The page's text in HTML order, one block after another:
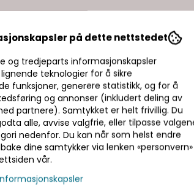
Damixa
Damixa Fair Jet Flex
Extended dusjgarnityr
2.420,-
Bestillingsvare
Kjøp
650,-
På
på dette nettstedet
og tredjeparts informasjonskapsler
teknologier for å sikre
funksjoner, generere statistikk, og for å
og annonser (inkludert deling av
partnere). Samtykket er helt frivillig. Du
alle, avvise valgfrie, eller tilpasse
nedenfor. Du kan når som helst endre
dine samtykker via lenken «personvern»
vår.